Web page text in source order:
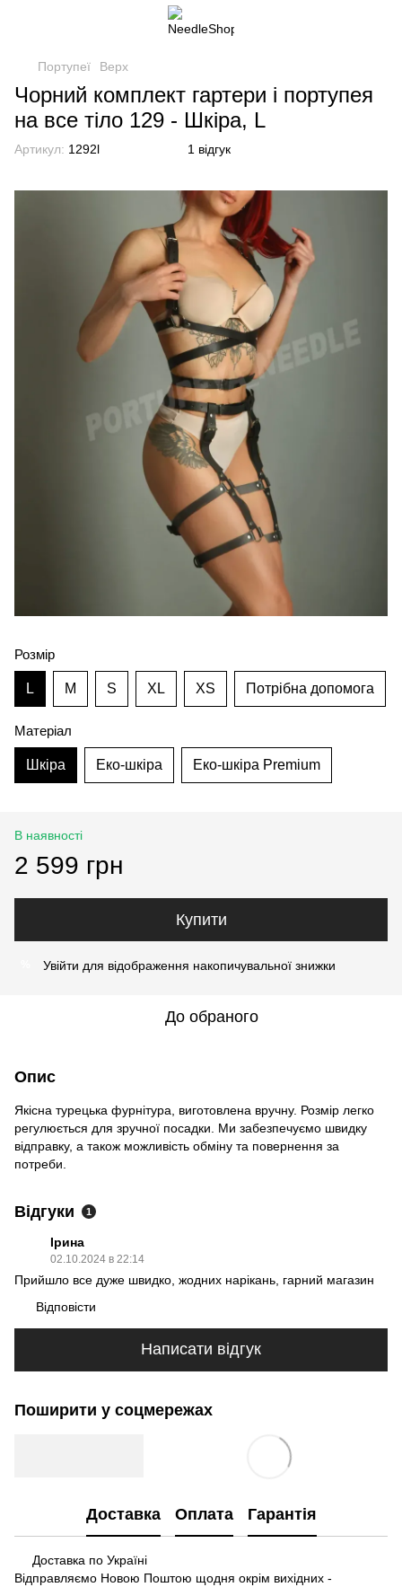
Портупеї Верх
Чорний комплект гартери і портупея
на все тіло 129 - Шкіра, L
Артикул: 1292l 1 відгук
Розмір
L M S XL XS Потрібна допомога
Матеріал
Шкіра Еко-шкіра Еко-шкіра Premium
В наявності
2 599 грн
Купити
Увійти для відображення накопичувальної знижки
До обраного
Опис
Якісна турецька фурнітура, виготовлена вручну. Розмір легко
регулюється для зручної посадки. Ми забезпечуємо швидку
відправку, а також можливість обміну та повернення за
потреби.
Відгуки 1
Ірина
02.10.2024 в 22:14
Прийшло все дуже швидко, жодних нарікань, гарний магазин
Відповісти
Написати відгук
Поширити у соцмережах
Доставка Оплата Гарантія
Доставка по Україні
Відправляємо Новою Поштою щодня окрім вихідних -